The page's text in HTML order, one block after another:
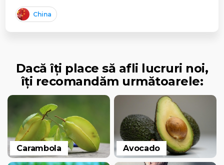
China
Dacă îți place să afli lucruri noi,
îți recomandăm următoarele:
Carambola Avocado